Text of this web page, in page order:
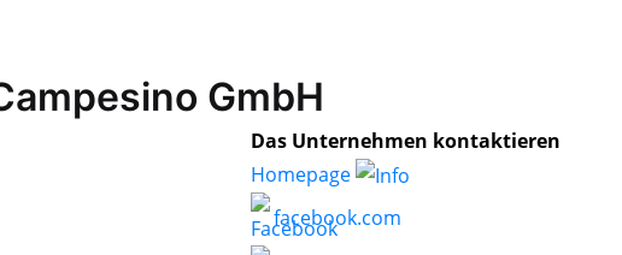
GmbH
Das Unternehmen kontaktieren
Homepage
facebook.com